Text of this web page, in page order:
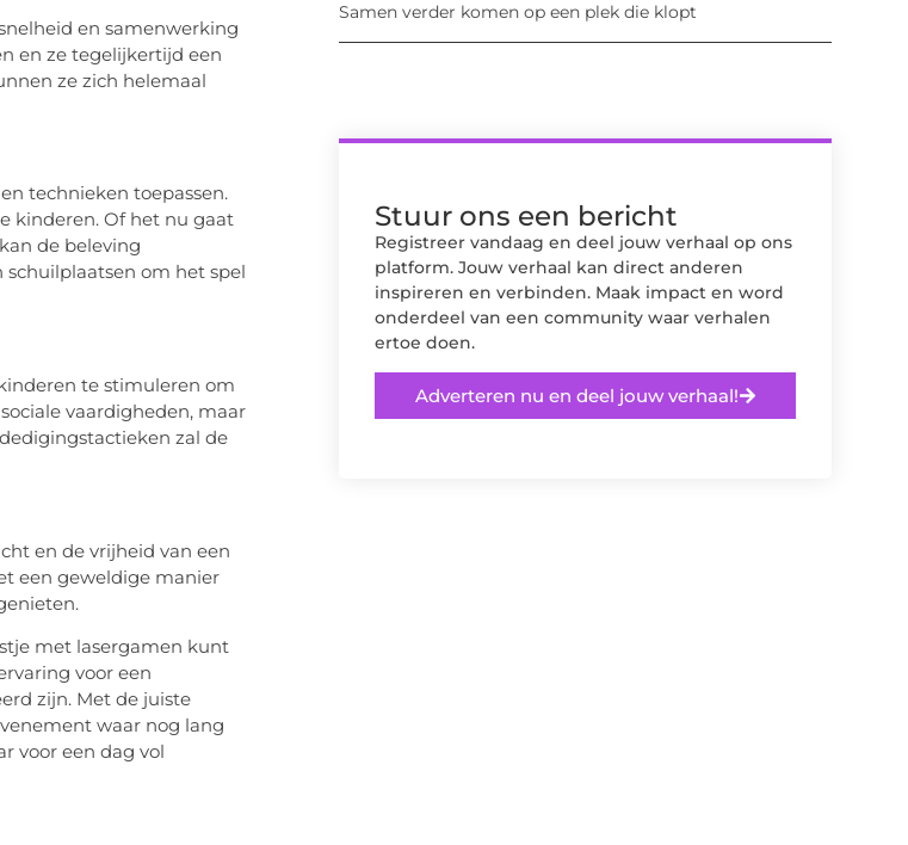
en samenwerking
en ze tegelijkertijd een
ze zich helemaal
technieken toepassen.
kinderen. Of het nu gaat
de beleving
schuilplaatsen om het spel
te stimuleren om
vaardigheden, maar
zal de
en de vrijheid van een
een geweldige manier
met lasergamen kunt
voor een
zijn. Met de juiste
waar nog lang
voor een dag vol
Samen verder komen op een plek die klopt
Stuur ons een bericht
Registreer vandaag en deel jouw verhaal op ons
platform. Jouw verhaal kan direct anderen
inspireren en verbinden. Maak impact en word
onderdeel van een community waar verhalen
ertoe doen.
Adverteren nu en deel jouw verhaal!